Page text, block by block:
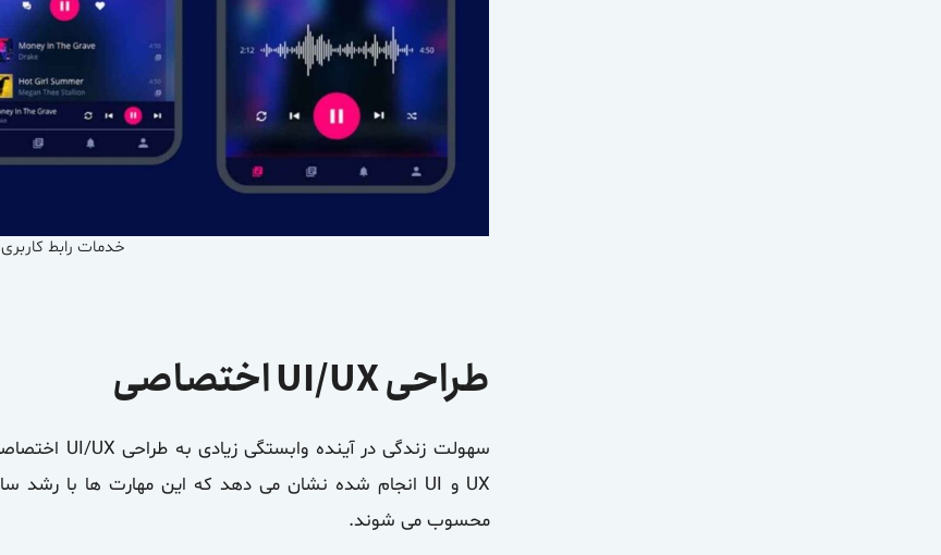
خدمات رابط کاربری
طراحی UI/UX اختصاصی
سهولت زندگی در آینده وابستگی زیادی به طراحی UI/UX اختصاصی
محسوب می شوند.